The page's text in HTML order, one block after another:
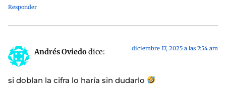
Responder
Andrés Oviedodice: diciembre 17, 2025 a las 7:54 am
si doblan la cifra lo haría sin dudarlo